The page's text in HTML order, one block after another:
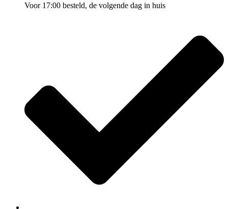
Voor 17:00 besteld, de volgende dag in huis